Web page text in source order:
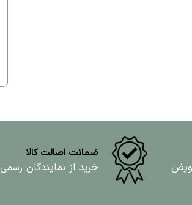
ضمانت اصالت کالا
خرید از نمایندگان رسمی